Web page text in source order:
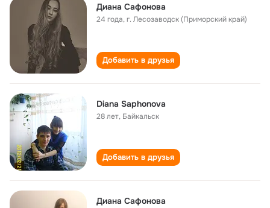
Диана Сафонова
24 года,г. Лесозаводск (Приморский край)
Добавить в друзья
Diana Saphonova
28 лет, Байкальск
Добавить в друзья
Диана Сафонова